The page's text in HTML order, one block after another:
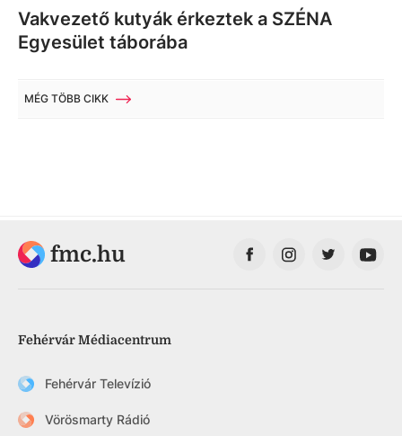
Vakvezető kutyák érkeztek a SZÉNA
Egyesület táborába
MÉG TÖBB CIKK
fmc.hu
Fehérvár Médiacentrum
Fehérvár Televízió
Vörösmarty Rádió